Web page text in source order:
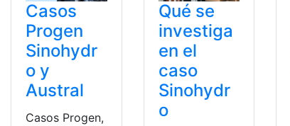
Casos
Progen
Sinohydr
o y
Austral
Casos Progen,
Qué se
investiga
en el
caso
Sinohydr
o